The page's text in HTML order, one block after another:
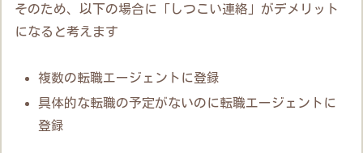
そのため、以下の場合に「しつこい連絡」がデメリット
になると考えます
複数の転職エージェントに登録
具体的な転職の予定がないのに転職エージェントに
登録